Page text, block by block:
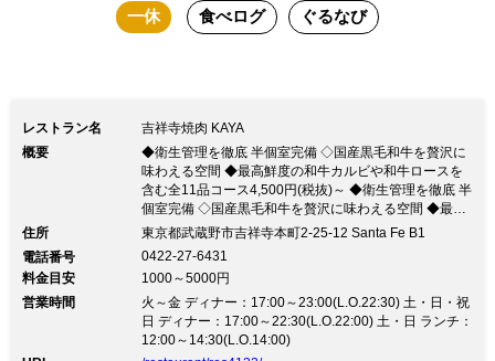
一休 食べログ ぐるなび
レストラン名
吉祥寺焼肉 KAYA
概要
◆衛生管理を徹底 半個室完備 ◇国産黒毛和牛を贅沢に
味わえる空間 ◆最高鮮度の和牛カルビや和牛ロースを
含む全11品コース4,500円(税抜)～ ◆衛生管理を徹底 半
個室完備 ◇国産黒毛和牛を贅沢に味わえる空間 ◆最高
鮮度の和牛カルビや和牛ロースを含む全11品コース
えてくれる隠れ家《焼肉 カヤ》 地下への階段を下り扉
を開くと、そこにはシックで落ち着いた上質な空間が広
がっています。 焼肉業界で25年以上経験のある店主が
目利きした最高鮮度の黒毛和牛。 和牛の魅力を堪能で
きるのも、シェフの豊富な知識と経験が成せる技。 部
住所
東京都武蔵野市吉祥寺本町2-25-12 Santa Fe B1
電話番号
0422-27-6431
料金目安
1000～5000円
営業時間
火～金 ディナー：17:00～23:00(L.O.22:30) 土・日・祝
日 ディナー：17:00～22:30(L.O.22:00) 土・日 ランチ：
12:00～14:30(L.O.14:00)